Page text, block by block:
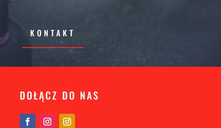
KONTAKT
DOŁĄCZ DO NAS